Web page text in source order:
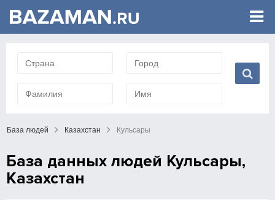
База людей Казахстан Кульсары
База данных людей Кульсары,
Казахстан